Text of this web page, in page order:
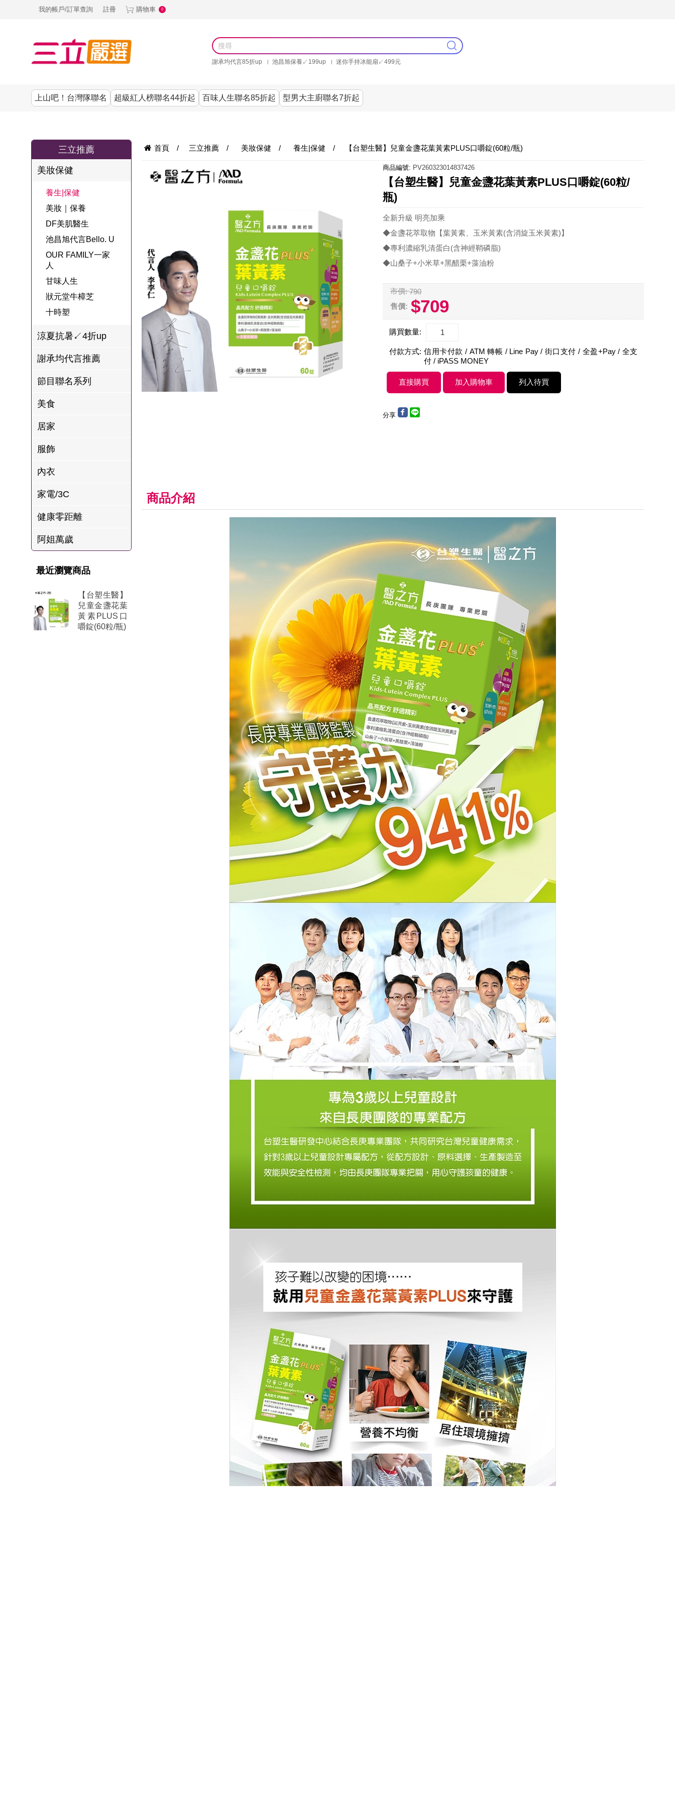
我的帳戶/訂單查詢 註冊 購物車 0
謝承均代言85折up 池昌旭保養↙199up
迷你手持冰能扇↙499元
上山吧！台灣隊聯名 超級紅人榜聯名44折起 百味人生聯名85折起 型男大主廚聯名7折起
古溜x五秀園
熱銷排行
夜聯名
名
型男大主廚聯
名
節目聯名商品
推薦
熱銷排行
品
焙
林聰明沙鍋魚
頭
冷藏 | 冷凍食品
李大娘手工水
三立X信海 星
鮮蝦蝦滑
愛雅辣呦
肉爐
海瑞摃丸
八兩排烤肉組
熱銷排行
清潔用品
寢具│床墊
宗教開運
ELVIS愛菲斯
寢具
Astonish英國潔
金健康石墨烯
台塑生醫
熱銷排行
機能服飾
配件
PP波瑟楓妮品
牌館
L’eBeauty包包
養生|保健
池昌旭代言
OUR FAMILY
甘味人生
十時塑
熱銷排行
女內褲
男內褲
NEONER
熱銷排行
美容專區
涼夏家電
3C
1MORE耳機
韓國
SKINASSET
甘味人生鍵力
肽↙85折
百味人生
三立推薦
美妝保健
養生|保健
美妝｜保養
DF美肌醫生
池昌旭代言Bello. U
OUR FAMILY一家
人
甘味人生
狀元堂牛樟芝
十時塑
涼夏抗暑↙4折up
謝承均代言推薦
節目聯名系列
美食
居家
服飾
內衣
家電/3C
健康零距離
阿姐萬歲
最近瀏覽商品
【台塑生醫】
兒童金盞花葉
黃素PLUS口
嚼錠(60粒/瓶)
首頁 / 三立推薦 / 美妝保健 / 養生|保健 / 【台塑生醫】兒童金盞花葉黃素PLUS口嚼錠(60粒/瓶)
商品編號: PV260323014837426
【台塑生醫】兒童金盞花葉黃素PLUS口嚼錠(60粒/
瓶)
全新升級 明亮加乘
◆金盞花萃取物【葉黃素、玉米黃素(含消旋玉米黃素)】
◆專利濃縮乳清蛋白(含神經鞘磷脂)
◆山桑子+小米草+黑醋栗+藻油粉
市價: 790
售價: $709
購買數量:
付款方式: 信用卡付款 / ATM 轉帳 / Line Pay / 街口支付 / 全盈+Pay / 全支
付 / iPASS MONEY
分享
商品介紹